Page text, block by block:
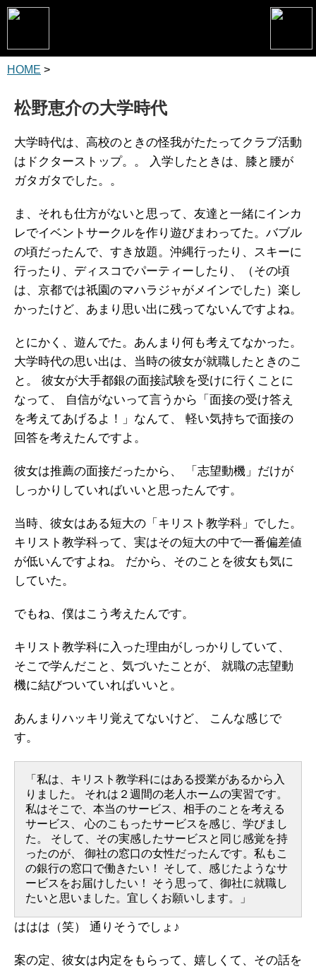
トップページ
松野恵介プロフィール
会社概要
スケジュール
講演・セミナー
コンサルティング
マーケティング塾
書籍
ガイアの実績
メールマガジン
お問い合わせ
HOME >
松野恵介の大学時代
大学時代は、高校のときの怪我がたたってクラブ活動
はドクターストップ。。
入学したときは、膝と腰が
ガタガタでした。。
ま、それも仕方がないと思って、友達と一緒にインカ
レでイベントサークルを作り遊びまわってた。バブル
の頃だったんで、すき放題。沖縄行ったり、スキーに
行ったり、ディスコでパーティーしたり、（その頃
は、京都では祇園のマハラジャがメインでした）楽し
かったけど、あまり思い出に残ってないんですよね。
とにかく、遊んでた。あんまり何も考えてなかった。
大学時代の思い出は、当時の彼女が就職したときのこ
と。
彼女が大手都銀の面接試験を受けに行くことに
なって、
自信がないって言うから「面接の受け答え
を考えてあげるよ！」なんて、
軽い気持ちで面接の
回答を考えたんですよ。
彼女は推薦の面接だったから、
「志望動機」だけが
しっかりしていればいいと思ったんです。
当時、彼女はある短大の「キリスト教学科」でした。
キリスト教学科って、実はその短大の中で一番偏差値
が低いんですよね。
だから、そのことを彼女も気に
していた。
でもね、僕はこう考えたんです。
キリスト教学科に入った理由がしっかりしていて、
そこで学んだこと、気づいたことが、
就職の志望動
機に結びついていればいいと。
あんまりハッキリ覚えてないけど、
こんな感じで
す。
「私は、キリスト教学科にはある授業があるから入
りました。
それは２週間の老人ホームの実習です。
私はそこで、本当のサービス、相手のことを考える
サービス、
心のこもったサービスを感じ、学びまし
た。
そして、その実感したサービスと同じ感覚を持
ったのが、
御社の窓口の女性だったんです。私もこ
の銀行の窓口で働きたい！
そして、感じたようなサ
ービスをお届けしたい！
そう思って、御社に就職し
たいと思いました。宜しくお願いします。」
ははは（笑） 通りそうでしょ♪
案の定、彼女は内定をもらって、嬉しくて、その話を